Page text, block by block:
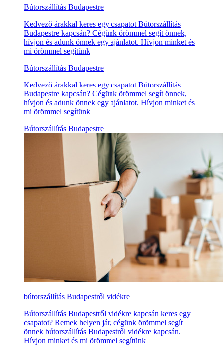
Bútorszállítás Budapestre
Kedvező árakkal keres egy csapatot Bútorszállítás
Budapestre kapcsán? Cégünk örömmel segít önnek,
hívjon és adunk önnek egy ajánlatot. Hívjon minket és
mi örömmel segítünk
Bútorszállítás Budapestre
Kedvező árakkal keres egy csapatot Bútorszállítás
Budapestre kapcsán? Cégünk örömmel segít önnek,
hívjon és adunk önnek egy ajánlatot. Hívjon minket és
mi örömmel segítünk
Bútorszállítás Budapestre
bútorszállítás Budapestről vidékre
Bútorszállítás Budapestről vidékre kapcsán keres egy
csapatot? Remek helyen jár, cégünk örömmel segít
önnek bútorszállítás Budapestről vidékre kapcsán.
Hívjon minket és mi örömmel segítünk